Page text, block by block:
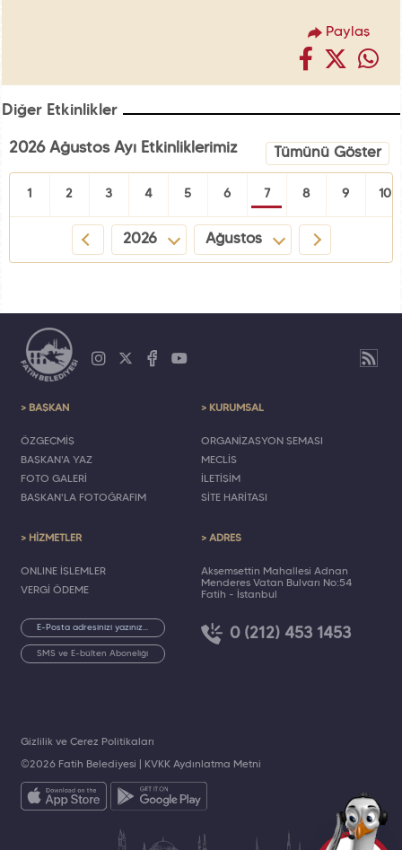
Paylaş
Diğer Etkinlikler
2026 Ağustos Ayı Etkinliklerimiz Tümünü Göster
1 2 3 4 5 6 7 8 9 10
2026 Ağustos
> BAŞKAN
ÖZGEÇMİŞ
BAŞKAN'A YAZ
FOTO GALERİ
BAŞKAN'LA FOTOĞRAFIM
> KURUMSAL
ORGANİZASYON ŞEMASI
MECLİS
İLETİŞİM
SİTE HARİTASI
> HİZMETLER
ONLINE İŞLEMLER
VERGİ ÖDEME
SMS ve E-bülten Aboneliği
> ADRES
Akşemsettin Mahallesi Adnan
Menderes Vatan Bulvarı No:54
Fatih - İstanbul
0 (212) 453 1453
©2026 Fatih Belediyesi | KVKK Aydınlatma Metni
Gizlilik ve Çerez Politikaları